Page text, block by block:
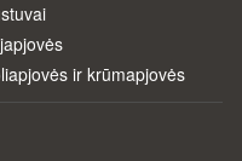
ir krūmapjovės